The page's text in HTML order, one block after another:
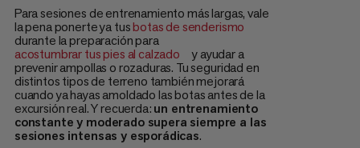
Para sesiones de entrenamiento más largas, vale
la pena ponerte ya tusbotas de senderismo
durante la preparación para
acostumbrar tus pies al calzado
y ayudar a
prevenir ampollas o rozaduras. Tu seguridad en
distintos tipos de terreno también mejorará
cuando ya hayas amoldado las botas antes de la
excursión real. Y recuerda:un entrenamiento
constante y moderado supera siempre a las
sesiones intensas y esporádicas.